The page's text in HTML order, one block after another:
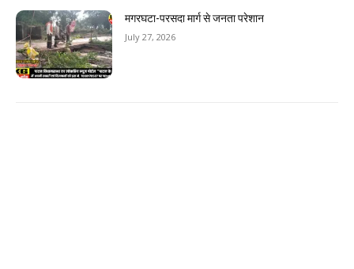
मगरघटा-परसदा मार्ग से जनता परेशान
July 27, 2026